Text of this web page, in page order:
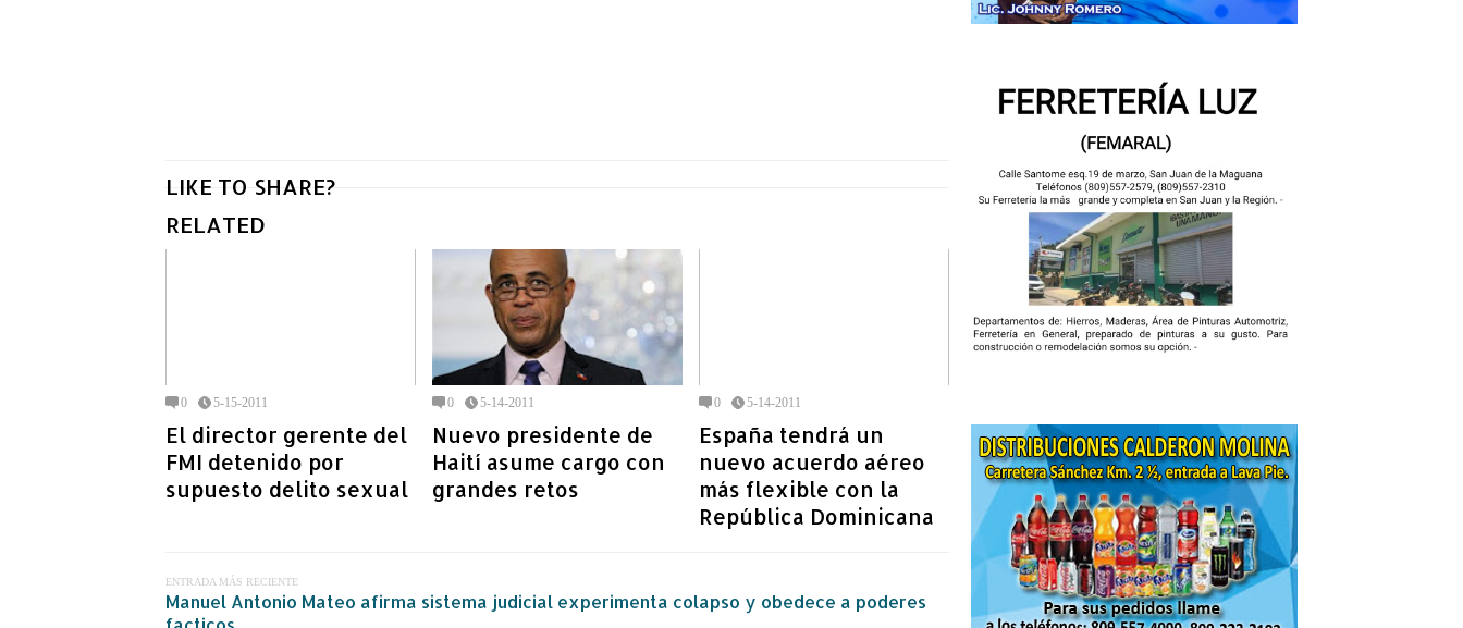
LIKE TO SHARE?
RELATED
0 5-15-2011
El director gerente del
FMI detenido por
supuesto delito sexual
0 5-14-2011
Nuevo presidente de
Haití asume cargo con
grandes retos
0 5-14-2011
España tendrá un
nuevo acuerdo aéreo
más flexible con la
República Dominicana
ENTRADA MÁS RECIENTE
Manuel Antonio Mateo afirma sistema judicial experimenta colapso y obedece a poderes